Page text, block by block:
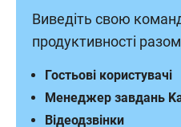
Виведіть свою
продуктивності разом
Відеодзвінки
Менеджер завдань
Гостьові користувачі